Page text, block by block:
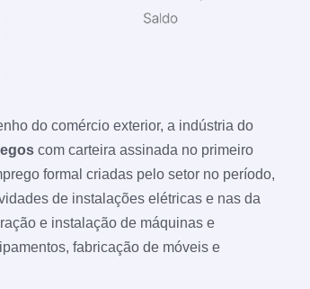
do comércio exterior, a indústria do
com carteira assinada no primeiro
formal criadas pelo setor no período,
de instalações elétricas e nas da
e instalação de máquinas e
fabricação de móveis e